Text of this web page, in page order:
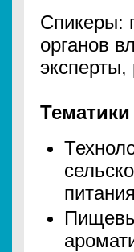
Спикеры:
органов